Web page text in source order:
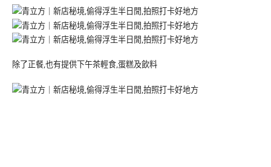
除了正餐,也有提供下午茶輕食,蛋糕及飲料